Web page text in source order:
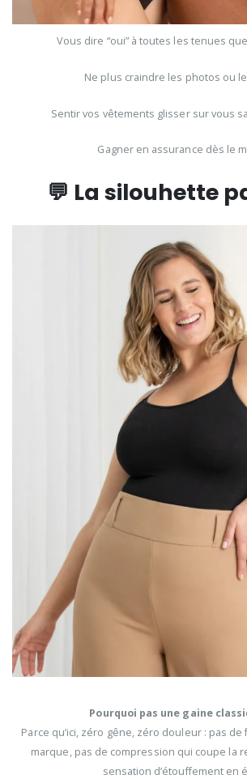
Vous dire “oui” à toutes les tenues
Ne plus craindre les photos ou
Sentir vos vêtements glisser sur vous
Gagner en assurance dès le
💬 La silouhette
Pourquoi pas une gaine
Parce qu’ici, zéro gêne, zéro douleur : pas
marque, pas de compression qui coupe la
sensation d’étouffement en